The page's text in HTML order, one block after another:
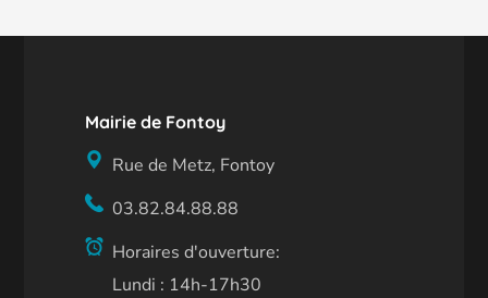
Mairie de Fontoy
Rue de Metz, Fontoy
03.82.84.88.88
Horaires d'ouverture:
Lundi : 14h-17h30